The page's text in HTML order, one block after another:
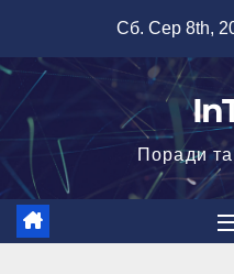
вмісту
Сб. Сер 8th,
Поради та